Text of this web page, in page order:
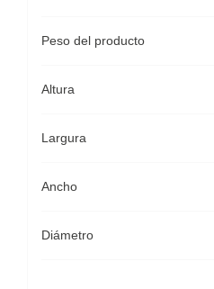
Peso del producto
Altura
Largura
Ancho
Diámetro